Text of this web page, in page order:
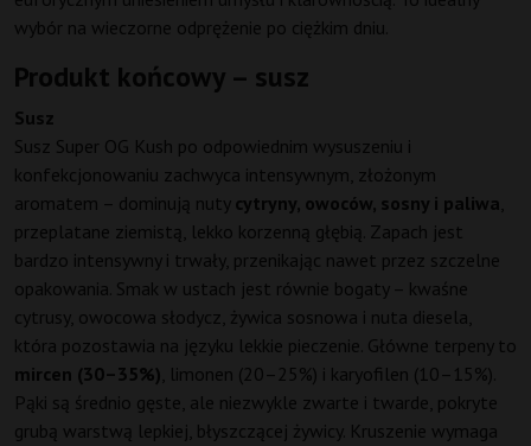
wybór na wieczorne odprężenie po ciężkim dniu.
Produkt końcowy – susz
Susz
Susz Super OG Kush po odpowiednim wysuszeniu i
konfekcjonowaniu zachwyca intensywnym, złożonym
aromatem – dominują nuty cytryny, owoców, sosny i paliwa
przeplatane ziemistą, lekko korzenną głębią. Zapach jest
bardzo intensywny i trwały, przenikając nawet przez szczelne
opakowania. Smak w ustach jest równie bogaty – kwaśne
cytrusy, owocowa słodycz, żywica sosnowa i nuta diesela,
która pozostawia na języku lekkie pieczenie. Główne terpeny to
mircen (30–35%) , limonen (20–25%) i karyofilen (10–15%).
Pąki są średnio gęste, ale niezwykle zwarte i twarde, pokryte
grubą warstwą lepkiej, błyszczącej żywicy. Kruszenie wymaga